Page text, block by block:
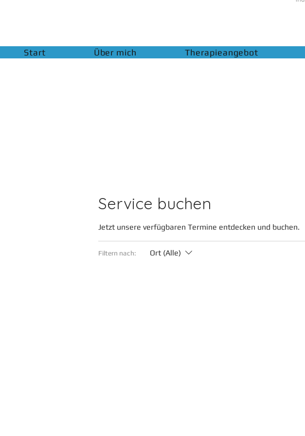
Start Über mich Therapieangebot
Service buchen
Jetzt unsere verfügbaren Termine entdecken und buchen.
Filtern nach: Ort (Alle)